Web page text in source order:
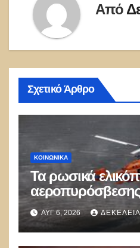
Από
Σχετικό Άρθρο
ΚΟΙΝΩΝΙΚΑ
Τα ρωσικά
να ρίχνουν 5
μποφόρ
ΑΥΓ 6, 2026 ΔΕΚΈΛΕΙΑ